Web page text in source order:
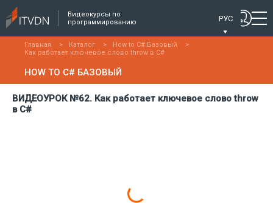
Видеокурсы по
программированию
РУС
Главная > Каталог > How to C# Базовый
>
Как работает ключевое слово throw в C#
HOW TO C# БАЗОВЫЙ
ВИДЕОУРОК №62. Как работает ключевое слово throw
в C#